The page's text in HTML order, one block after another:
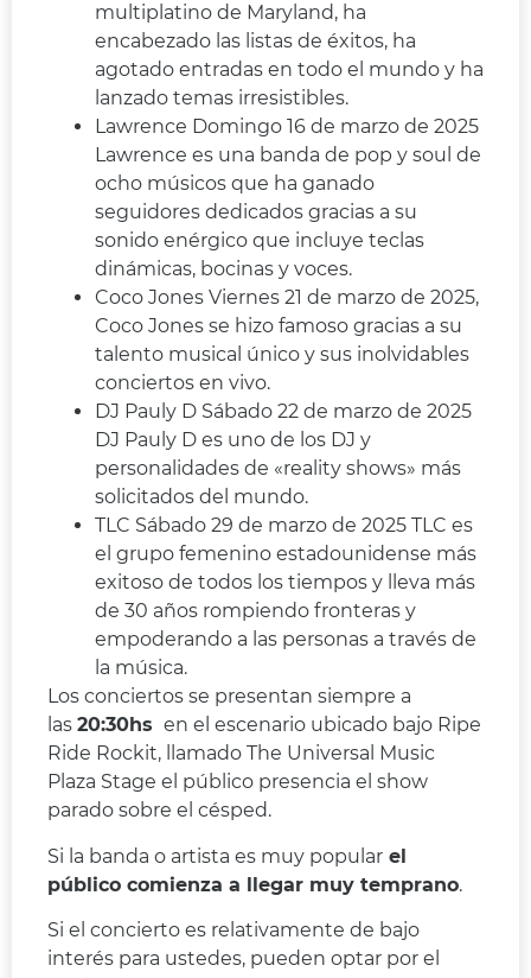
multiplatino de Maryland, ha
encabezado las listas de éxitos, ha
agotado entradas en todo el mundo y ha
lanzado temas irresistibles.
Lawrence Domingo 16 de marzo de 2025
Lawrence es una banda de pop y soul de
ocho músicos que ha ganado
seguidores dedicados gracias a su
sonido enérgico que incluye teclas
dinámicas, bocinas y voces.
Coco Jones Viernes 21 de marzo de 2025,
Coco Jones se hizo famoso gracias a su
talento musical único y sus inolvidables
conciertos en vivo.
DJ Pauly D Sábado 22 de marzo de 2025
DJ Pauly D es uno de los DJ y
personalidades de «reality shows» más
solicitados del mundo.
TLC Sábado 29 de marzo de 2025 TLC es
el grupo femenino estadounidense más
exitoso de todos los tiempos y lleva más
de 30 años rompiendo fronteras y
empoderando a las personas a través de
la música.
Los conciertos se presentan siempre a
las 20:30hs en el escenario ubicado bajo Ripe
Ride Rockit, llamado The Universal Music
Plaza Stage el público presencia el show
parado sobre el césped.
Si la banda o artista es muy popular el
público comienza a llegar muy temprano.
Si el concierto es relativamente de bajo
interés para ustedes, pueden optar por el